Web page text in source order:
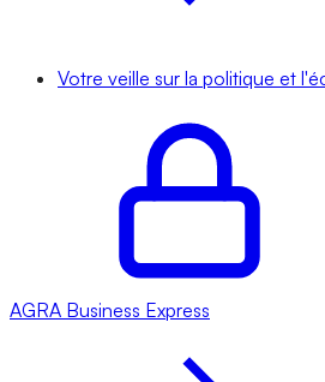
Votre veille sur la politique et
AGRA Business Express